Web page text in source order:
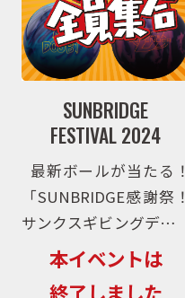
取扱ブランド
商品カタログ
取扱店舗
WEBショップ
SUNBRIDGE
FESTIVAL 2024
最新ボールが当たる！
「SUNBRIDGE感謝祭！
サンクスギビングデーに
全員集合！？」開催！
サンブリッジの大盤振る
本イベントは
終了しました